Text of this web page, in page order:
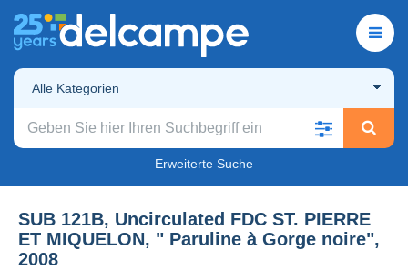
Alle Kategorien
Erweiterte Suche
SUB 121B, Uncirculated FDC ST. PIERRE
ET MIQUELON, " Paruline à Gorge noire",
2008